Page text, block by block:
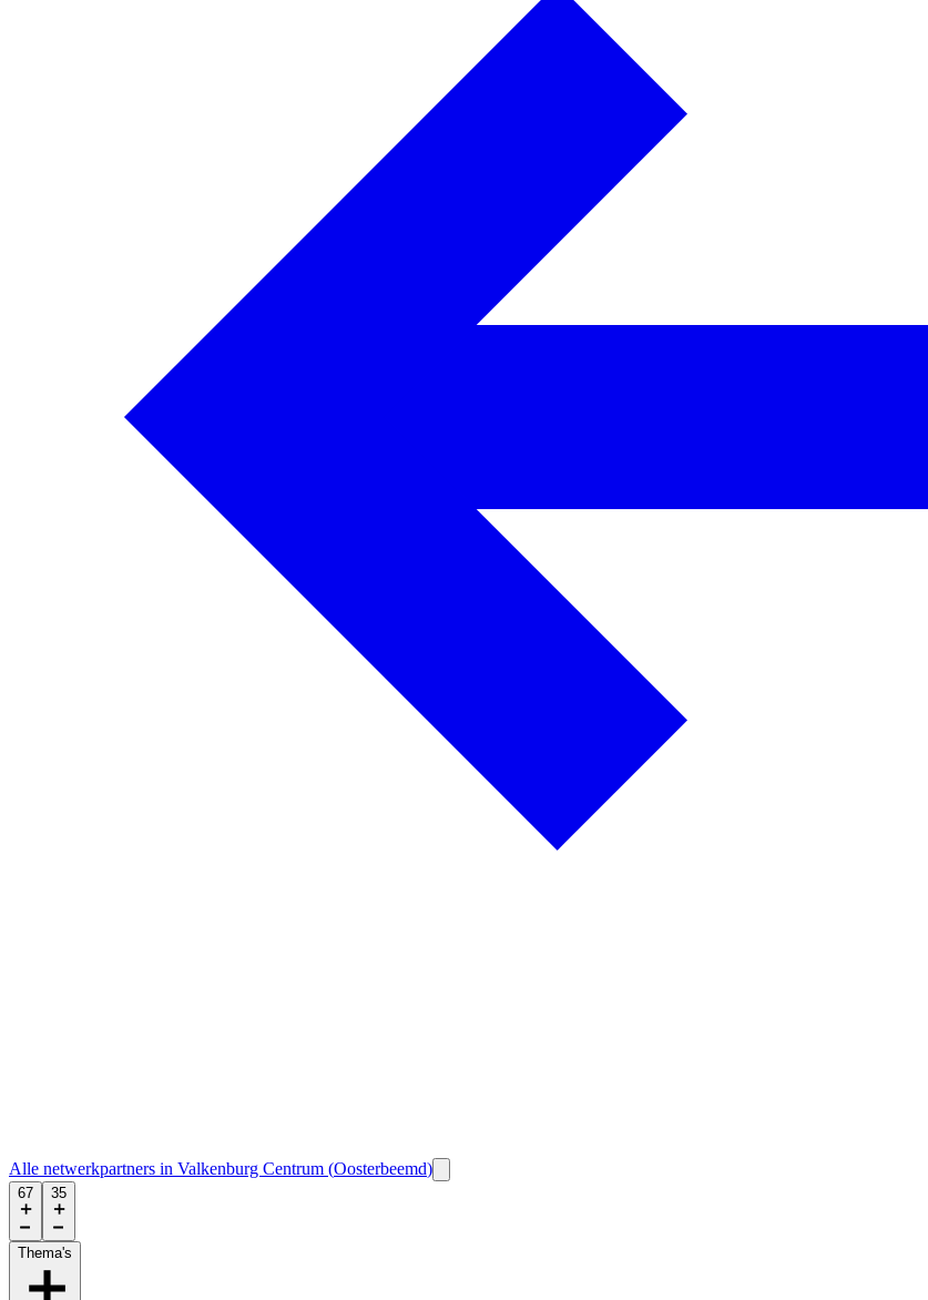
Alle netwerkpartners in Valkenburg Centrum (Oosterbeemd)
67 35
Thema's